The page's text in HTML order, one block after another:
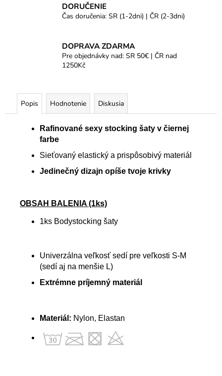
DORUČENIE
Čas doručenia: SR (1-2dni) | ČR (2-3dni)
DOPRAVA ZDARMA
Pre objednávky nad: SR 50€ | ČR nad
1250Kč
Popis Hodnotenie Diskusia
Rafinované sexy stocking šaty v čiernej
farbe
Sieťovaný elastický a prispôsobivý materiál
Jedinečný dizajn opíše tvoje krivky
OBSAH BALENIA (1ks)
1ks Bodystocking šaty
Univerzálna veľkosť sedí pre veľkosti S-M
(sedí aj na menšie L)
Extrémne príjemný materiál
Materiál: Nylon, Elastan